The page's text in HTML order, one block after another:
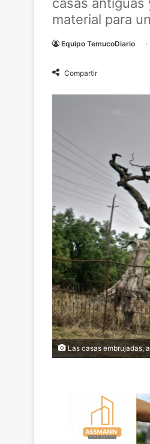
material para
Equipo TemucoDiario
Compartir
Las casas embrujadas,